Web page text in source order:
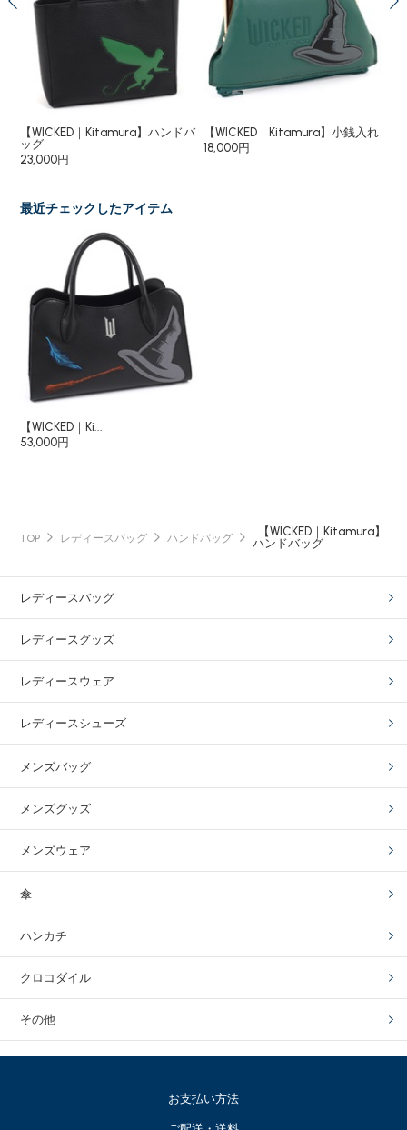
【WICKED｜Kitamura】ハンドバ
ッグ
23,000円
【WICKED｜Kitamura】小銭入れ
18,000円
最近チェックしたアイテム
【WICKED｜Ki...
53,000円
TOP レディースバッグ ハンドバッグ
【WICKED｜Kitamura】
ハンドバッグ
レディースバッグ
レディースグッズ
レディースウェア
レディースシューズ
メンズバッグ
メンズグッズ
メンズウェア
傘
ハンカチ
クロコダイル
その他
お支払い方法